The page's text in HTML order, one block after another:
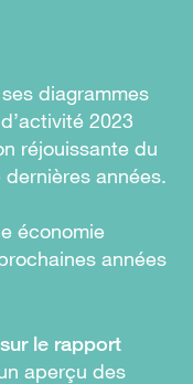
diagrammes
2023
réjouissante du
années.
économie
années
le rapport
aperçu des